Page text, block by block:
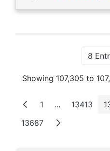
8
Showing 107,305 to
Page
1 ...Intermediate
Page
13413
Page
13687